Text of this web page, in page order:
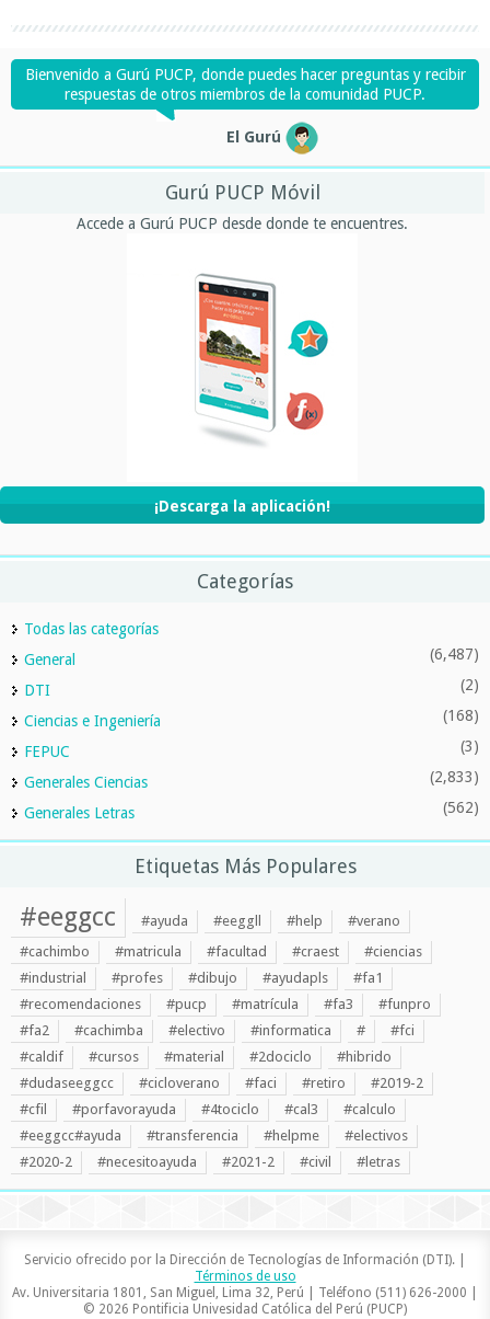
Bienvenido a Gurú PUCP, donde puedes hacer preguntas y recibir
respuestas de otros miembros de la comunidad PUCP.
El Gurú
Gurú PUCP Móvil
Accede a Gurú PUCP desde donde te encuentres.
¡Descarga la aplicación!
Categorías
Todas las categorías
General
(6,487)
DTI (2)
Ciencias e Ingeniería (168)
FEPUC (3)
Generales Ciencias (2,833)
Generales Letras (562)
Etiquetas Más Populares
#eeggcc #ayuda #eeggll #help
#verano
#cachimbo
#matricula #facultad #craest
#ciencias
#industrial
#profes #dibujo #ayudapls
#fa1
#recomendaciones
#pucp #matrícula #fa3
#funpro
#fa2
#cachimba #electivo #informatica #
#fci
#caldif
#cursos #material #2dociclo
#hibrido
#dudaseeggcc
#cicloverano #faci #retiro
#2019-2
#cfil
#porfavorayuda #4tociclo #cal3
#calculo
#eeggcc#ayuda
#transferencia #helpme
#electivos
#2020-2
#necesitoayuda #2021-2 #civil #letras
Servicio ofrecido por la Dirección de Tecnologías de Información (DTI). |
Términos de uso
Av. Universitaria 1801, San Miguel, Lima 32, Perú | Teléfono (511) 626-2000 |
© 2026 Pontificia Univesidad Católica del Perú (PUCP)